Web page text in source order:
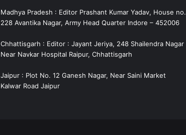
Madhya Pradesh : Editor Prashant Kumar Yadav, House no.
228 Avantika Nagar, Army Head Quarter Indore – 452006
Chhattisgarh : Editor : Jayant Jeriya, 248 Shailendra Nagar
Near Navkar Hospital Raipur, Chhattisgarh
Jaipur : Plot No. 12 Ganesh Nagar, Near Saini Market
Kalwar Road Jaipur